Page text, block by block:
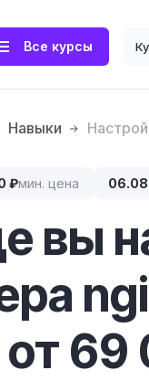
Все курсы
Навыки
₽мин. цена
вы